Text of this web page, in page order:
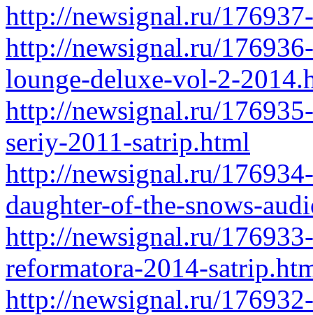
http://newsignal.ru/
http://newsignal.ru/
lounge-deluxe-vol-2-
http://newsignal.ru/
seriy-2011-satrip.html
http://newsignal.ru/
daughter-of-the-snows-
http://newsignal.ru/
reformatora-2014-
http://newsignal.ru/